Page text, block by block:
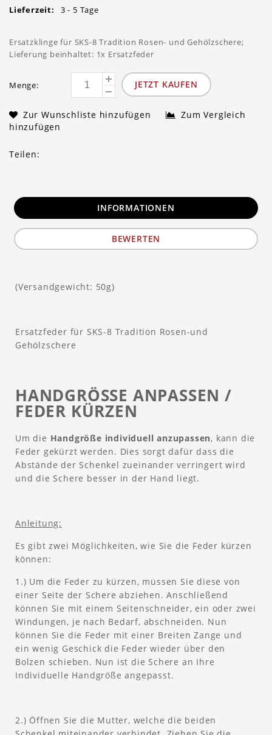
Lieferzeit:
3 - 5 Tage
Ersatzklinge für SKS-8 Tradition Rosen- und Gehölzschere;
Lieferung beinhaltet: 1x Ersatzfeder
Menge: JETZT KAUFEN
Zur Wunschliste hinzufügen
Zum Vergleich
hinzufügen
Teilen:
INFORMATIONEN
BEWERTEN
(Versandgewicht: 50g)
Ersatzfeder für SKS-8 Tradition Rosen-und
Gehölzschere
HANDGRÖSSE ANPASSEN / F
EDER KÜRZEN
Um die Handgröße individuell anzupassen, kann die
Feder gekürzt werden. Dies sorgt dafür dass die
Abstände der Schenkel zueinander verringert wird
und die Schere besser in der Hand liegt.
Anleitung:
Es gibt zwei Möglichkeiten, wie Sie die Feder kürzen
können:
1.) Um die Feder zu kürzen, müssen Sie diese von
einer Seite der Schere abziehen. Anschließend
können Sie mit einem Seitenschneider, ein oder zwei
Windungen, je nach Bedarf, abschneiden. Nun
können Sie die Feder mit einer Breiten Zange und
ein wenig Geschick die Feder wieder über den
Bolzen schieben. Nun ist die Schere an Ihre
Individuelle Handgröße angepasst.
2.) Öffnen Sie die Mutter, welche die beiden